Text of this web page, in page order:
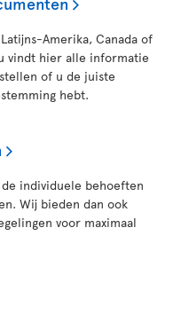
Amerika, Canada of
vindt hier alle informatie
of u de juiste
hebt.
individuele behoeften
Wij bieden dan ook
voor maximaal